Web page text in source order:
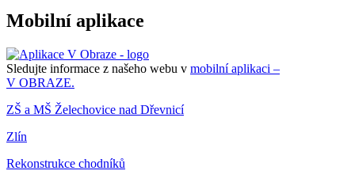
Mobilní aplikace
Sledujte informace z našeho webu v mobilní aplikaci –
V OBRAZE.
ZŠ a MŠ Želechovice nad Dřevnicí
Zlín
Rekonstrukce chodníků